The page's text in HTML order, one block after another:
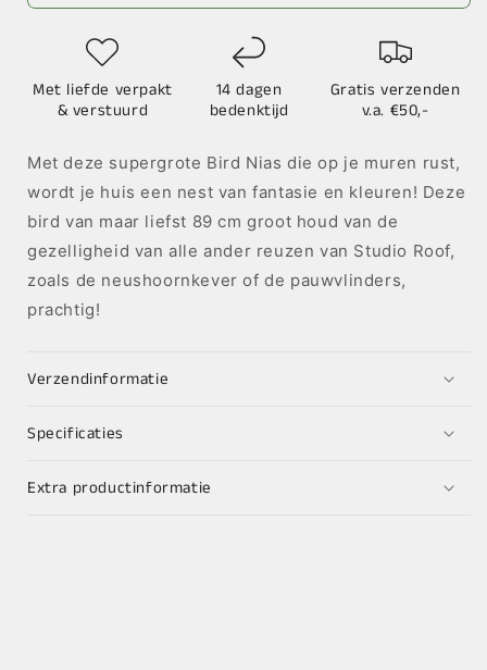
Met liefde verpakt
& verstuurd
14 dagen
bedenktijd
Gratis verzenden
v.a. €50,-
Met deze supergrote Bird Nias die op je muren rust,
wordt je huis een nest van fantasie en kleuren! Deze
bird van maar liefst 89 cm groot houd van de
gezelligheid van alle ander reuzen van Studio Roof,
zoals de neushoornkever of de pauwvlinders,
prachtig!
Verzendinformatie
Specificaties
Extra productinformatie